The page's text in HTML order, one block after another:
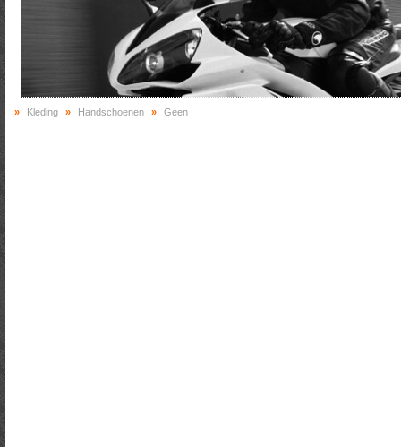
» Kleding » Handschoenen » Geen